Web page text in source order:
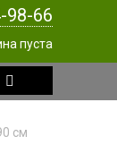
98-66
пуста
см